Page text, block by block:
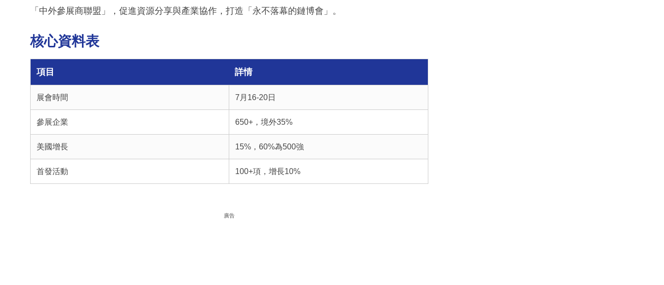
「中外參展商聯盟」，促進資源分享與產業協作，打造「永不落幕的鏈博會」。
核心資料表
項目 詳情
展會時間 7月16-20日
參展企業 650+，境外35%
美國增長 15%，60%為500強
首發活動 100+項，增長10%
廣告